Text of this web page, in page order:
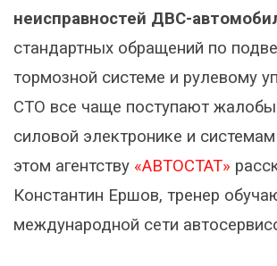
неисправностей ДВС-
стандартных обращений по
тормозной системе и рулевому
СТО все чаще поступают
силовой электронике и
этом агентству «АВТОСТАТ»
Константин Ершов, тренер
международной сети